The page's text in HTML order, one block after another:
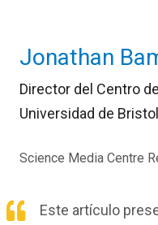
Jonathan
Director del Centro
Universidad de
Science Media Centre
Este artículo